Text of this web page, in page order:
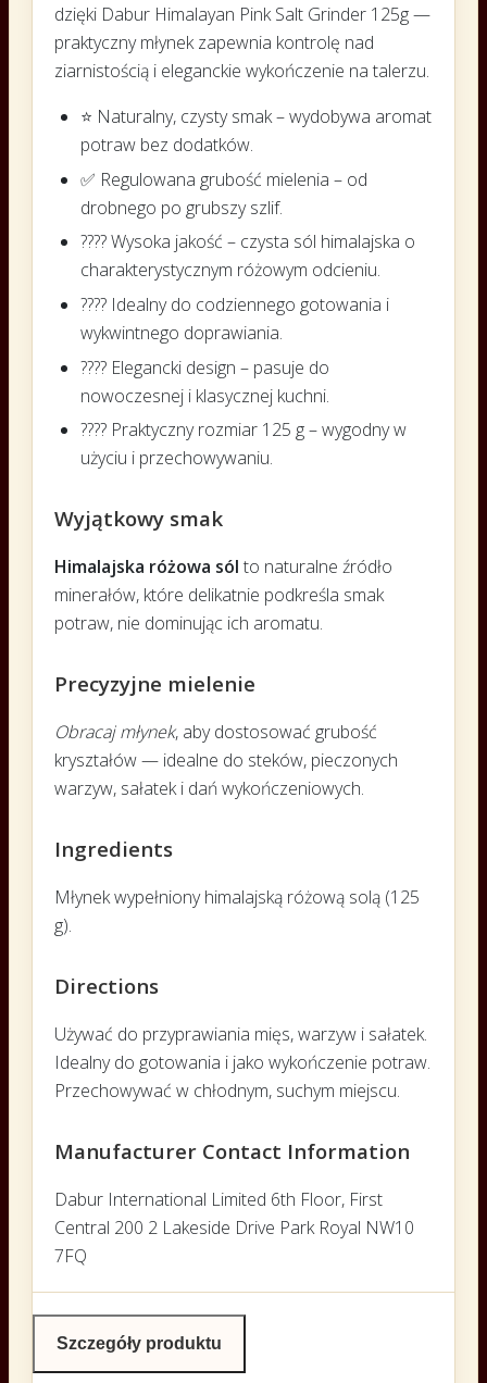
dzięki Dabur Himalayan Pink Salt Grinder 125g —
praktyczny młynek zapewnia kontrolę nad
ziarnistością i eleganckie wykończenie na talerzu.
⭐ Naturalny, czysty smak – wydobywa aromat
potraw bez dodatków.
✅ Regulowana grubość mielenia – od
drobnego po grubszy szlif.
????️ Wysoka jakość – czysta sól himalajska o
charakterystycznym różowym odcieniu.
???? Idealny do codziennego gotowania i
wykwintnego doprawiania.
????️ Elegancki design – pasuje do
nowoczesnej i klasycznej kuchni.
???? Praktyczny rozmiar 125 g – wygodny w
użyciu i przechowywaniu.
Wyjątkowy smak
Himalajska różowa sól to naturalne źródło
minerałów, które delikatnie podkreśla smak
potraw, nie dominując ich aromatu.
Precyzyjne mielenie
Obracaj młynek, aby dostosować grubość
kryształów — idealne do steków, pieczonych
warzyw, sałatek i dań wykończeniowych.
Ingredients
Młynek wypełniony himalajską różową solą (125
g).
Directions
Używać do przyprawiania mięs, warzyw i sałatek.
Idealny do gotowania i jako wykończenie potraw.
Przechowywać w chłodnym, suchym miejscu.
Manufacturer Contact Information
Dabur International Limited 6th Floor, First
Central 200 2 Lakeside Drive Park Royal NW10
7FQ
Szczegóły produktu